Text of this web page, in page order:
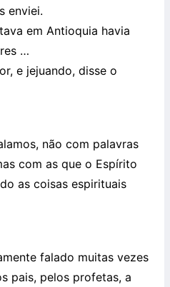
enviei.
em Antioquia havia
…
e jejuando, disse o
não com palavras
com as que o Espírito
as coisas espirituais
falado muitas vezes
pais, pelos profetas, a